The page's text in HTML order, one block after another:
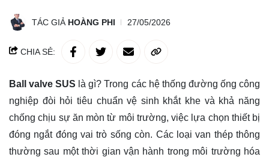
TÁC GIẢ HOÀNG PHI 27/05/2026
CHIA SẺ:
Ball valve SUS là gì? Trong các hệ thống đường ống công
nghiệp đòi hỏi tiêu chuẩn vệ sinh khắt khe và khả năng
chống chịu sự ăn mòn từ môi trường, việc lựa chọn thiết bị
đóng ngắt đóng vai trò sống còn. Các loại van thép thông
thường sau một thời gian vận hành trong môi trường hóa